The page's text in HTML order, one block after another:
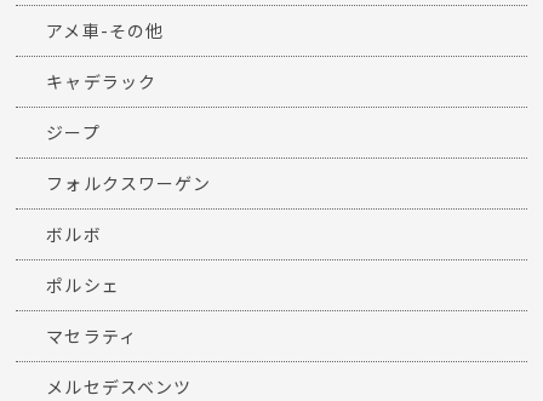
アメ車-その他
キャデラック
ジープ
フォルクスワーゲン
ボルボ
ポルシェ
マセラティ
メルセデスベンツ